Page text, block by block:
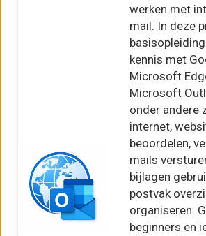
werken met
mail. In deze
kennis met
Microsoft
Microsoft
onder andere
internet,
beoordelen,
mails
bijlagen
postvak
organiseren.
beginners en